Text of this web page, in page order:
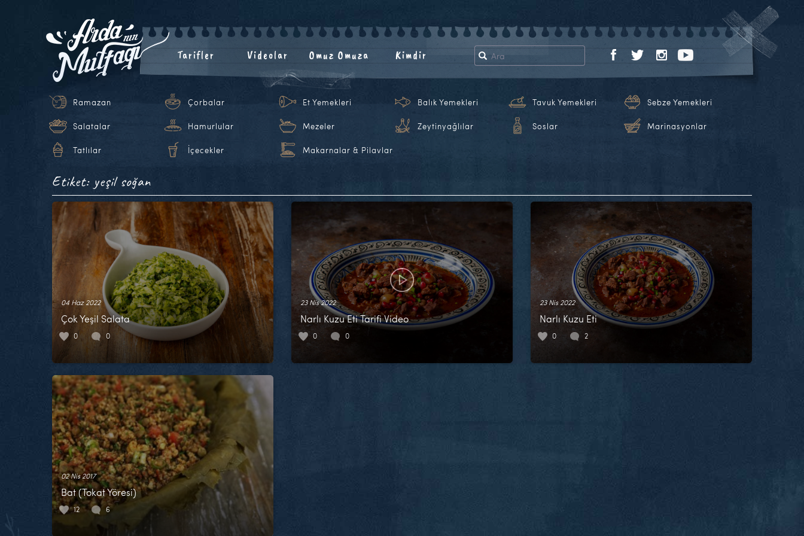
Tarifler Videolar Omuz Omuza Kimdir
Ramazan Çorbalar Et Yemekleri Balık Yemekleri Tavuk Yemekleri Sebze Yemekleri
Salatalar Hamurlular Mezeler Zeytinyağlılar Soslar Marinasyonlar
Tatlılar İçecekler Makarnalar & Pilavlar
Etiket: yeşil soğan
04 Haz 2022
Çok Yeşil Salata
0 0
23 Nis 2022
Narlı Kuzu Eti Tarifi Video
0 0
23 Nis 2022
Narlı Kuzu Eti
0 2
02 Nis 2017
Bat (Tokat Yöresi)
12 6